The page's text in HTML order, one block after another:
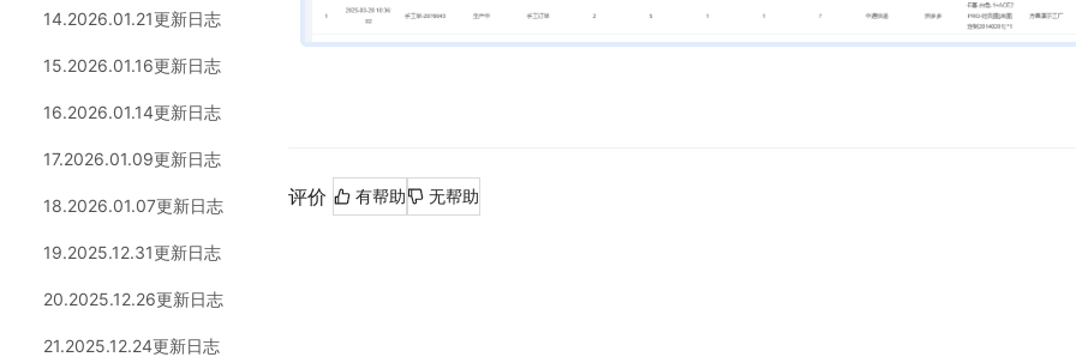
14.2026.01.21更新日志
15.2026.01.16更新日志
16.2026.01.14更新日志
17.2026.01.09更新日志
18.2026.01.07更新日志
19.2025.12.31更新日志
20.2025.12.26更新日志
21.2025.12.24更新日志
评价 有帮助 无帮助